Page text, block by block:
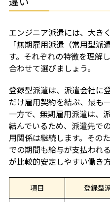
エンジニア派遣には、大き
「無期雇用派遣（常用型派
す。それぞれの特徴を理解
合わせて選びましょう。
登録型派遣は、派遣会社に
だけ雇用契約を結ぶ、最も
一方で、無期雇用派遣は、
結んでいるため、派遣先で
用関係は継続します。その
での期間も給与が支払われ
が比較的安定しやすい働き方
項目 登録型